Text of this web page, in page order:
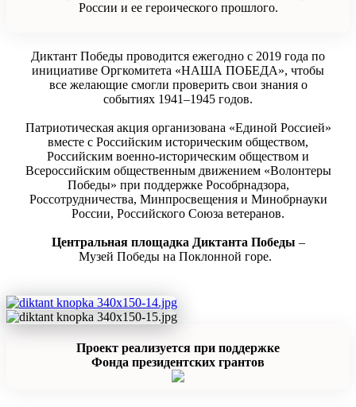
России и ее героического прошлого.
Диктант Победы проводится ежегодно с 2019 года по
инициативе Оргкомитета «НАША ПОБЕДА», чтобы
все желающие смогли проверить свои знания о
событиях 1941–1945 годов.
Патриотическая акция организована «Единой Россией»
вместе с Российским историческим обществом,
Российским военно-историческим обществом и
Всероссийским общественным движением «Волонтеры
Победы» при поддержке Рособрнадзора,
Россотрудничества, Минпросвещения и Минобрнауки
России, Российского Союза ветеранов.
Центральная площадка Диктанта Победы –
Музей Победы на Поклонной горе.
Проект реализуется при поддержке
Фонда президентских грантов